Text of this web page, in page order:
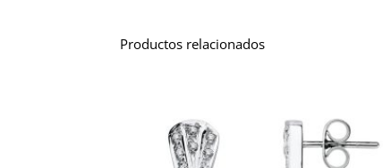
Productos relacionados